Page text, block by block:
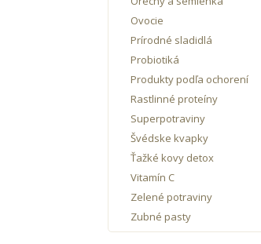
Ovocie
Prírodné sladidlá
Probiotiká
Produkty podľa ochorení
Rastlinné proteíny
Superpotraviny
Švédske kvapky
Ťažké kovy detox
Vitamín C
Zelené potraviny
Zubné pasty